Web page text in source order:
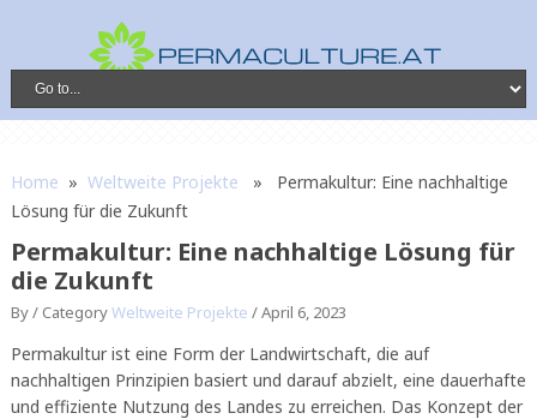
Home » Weltweite Projekte » Permakultur: Eine nachhaltige
Lösung für die Zukunft
Permakultur: Eine nachhaltige Lösung für
die Zukunft
By / CategoryWeltweite Projekte /April 6, 2023
Permakultur ist eine Form der Landwirtschaft, die auf
nachhaltigen Prinzipien basiert und darauf abzielt, eine dauerhafte
und effiziente Nutzung des Landes zu erreichen. Das Konzept der